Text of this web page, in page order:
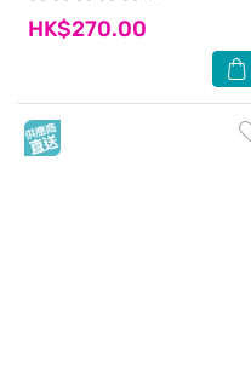
HK$270.00